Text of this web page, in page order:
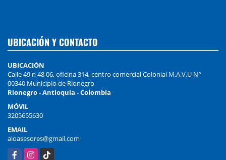
UBICACIÓN Y CONTACTO
UBICACIÓN
Calle 49 n 48 06, oficina 314, centro comercial Colonial M.A.V.U N°
00340 Municipio de Rionegro
Rionegro - Antioquia - Colombia
MÓVIL
3205655630
EMAIL
aioasesores@gmail.com
FacebookInstagram
TikTok